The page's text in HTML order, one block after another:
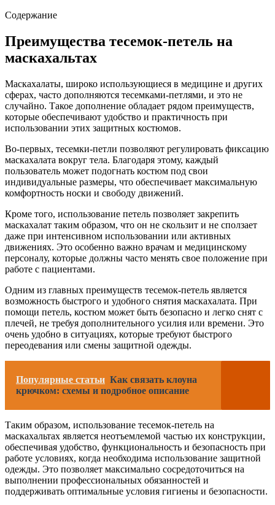
Содержание
Преимущества тесемок-петель на
маскахальтах
Маскахалаты, широко использующиеся в медицине и других
сферах, часто дополняются тесемками-петлями, и это не
случайно. Такое дополнение обладает рядом преимуществ,
которые обеспечивают удобство и практичность при
использовании этих защитных костюмов.
Во-первых, тесемки-петли позволяют регулировать фиксацию
маскахалата вокруг тела. Благодаря этому, каждый
пользователь может подогнать костюм под свои
индивидуальные размеры, что обеспечивает максимальную
комфортность носки и свободу движений.
Кроме того, использование петель позволяет закрепить
маскахалат таким образом, что он не скользит и не сползает
даже при интенсивном использовании или активных
движениях. Это особенно важно врачам и медицинскому
персоналу, которые должны часто менять свое положение при
работе с пациентами.
Одним из главных преимуществ тесемок-петель является
возможность быстрого и удобного снятия маскахалата. При
помощи петель, костюм может быть безопасно и легко снят с
плечей, не требуя дополнительного усилия или времени. Это
очень удобно в ситуациях, которые требуют быстрого
переодевания или смены защитной одежды.
Популярные статьи Как связать клоуна
крючком: схемы и подробное описание
Таким образом, использование тесемок-петель на
маскахальтах является неотъемлемой частью их конструкции,
обеспечивая удобство, функциональность и безопасность при
работе условиях, когда необходима использование защитной
одежды. Это позволяет максимально сосредоточиться на
выполнении профессиональных обязанностей и
поддерживать оптимальные условия гигиены и безопасности.